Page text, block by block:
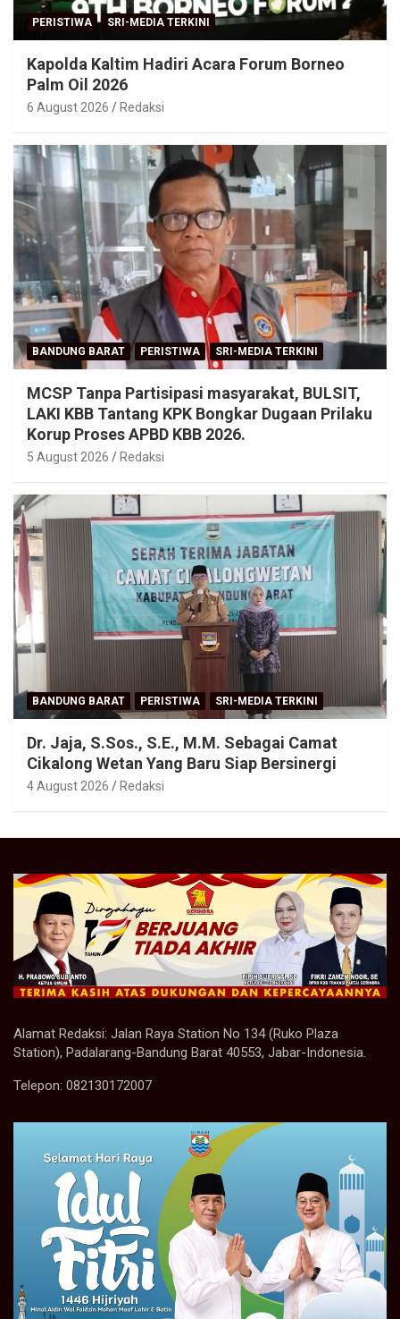
PERISTIWA SRI-MEDIA TERKINI
Kapolda Kaltim Hadiri Acara Forum Borneo
Palm Oil 2026
6 August 2026 Redaksi
BANDUNG BARAT PERISTIWA SRI-MEDIA TERKINI
MCSP Tanpa Partisipasi masyarakat, BULSIT,
LAKI KBB Tantang KPK Bongkar Dugaan Prilaku
Korup Proses APBD KBB 2026.
5 August 2026 Redaksi
BANDUNG BARAT PERISTIWA SRI-MEDIA TERKINI
Dr. Jaja, S.Sos., S.E., M.M. Sebagai Camat
Cikalong Wetan Yang Baru Siap Bersinergi
4 August 2026 Redaksi
Alamat Redaksi: Jalan Raya Station No 134 (Ruko Plaza
Station), Padalarang-Bandung Barat 40553, Jabar-Indonesia.
Telepon: 082130172007